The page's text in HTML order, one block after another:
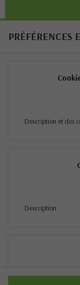
PRÉFÉRENCES
Description et des
Description